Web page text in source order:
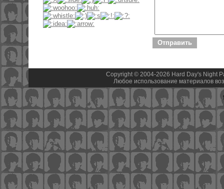
Copyright © 2004-2026 Hard Day's Night
Любое использование материалов